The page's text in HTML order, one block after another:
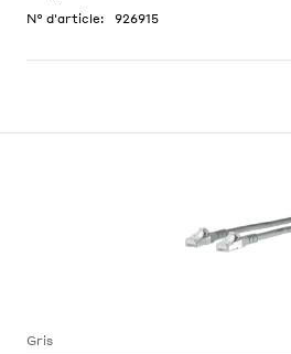
N° d'article:
926915
Gris